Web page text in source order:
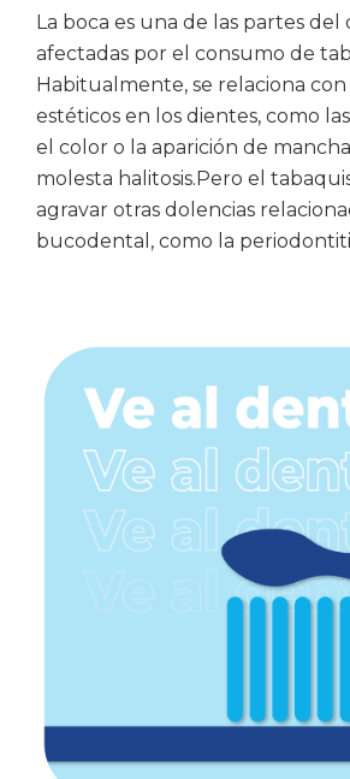
La boca es una de las partes del
afectadas por el consumo de
Habitualmente, se relaciona
estéticos en los dientes, como
el color o la aparición de
molesta halitosis.Pero el
agravar otras dolencias
bucodental, como la
Barra
lateral
principal